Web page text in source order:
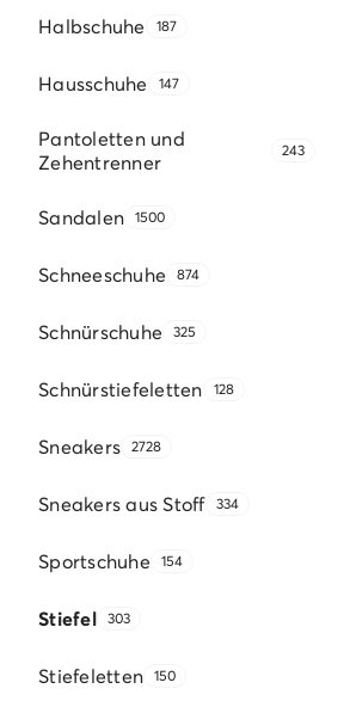
Halbschuhe 187
Hausschuhe 147
Pantoletten und
Zehentrenner
243
Sandalen 1500
Schneeschuhe 874
Schnürschuhe 325
Schnürstiefeletten 128
Sneakers 2728
Sneakers aus Stoff 334
Sportschuhe 154
Stiefel 303
Stiefeletten 150